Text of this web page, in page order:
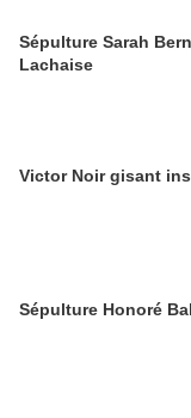
Sépulture Sarah
Lachaise
Victor Noir gisant
Sépulture Honoré